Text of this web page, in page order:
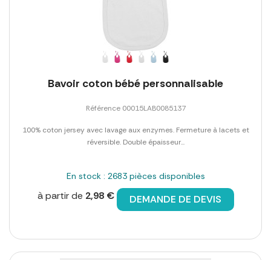
Bavoir coton bébé personnalisable
Référence 00015LAB0085137
100% coton jersey avec lavage aux enzymes. Fermeture à lacets et
réversible. Double épaisseur...
En stock : 2683 pièces disponibles
à partir de 2,98 € DEMANDE DE DEVIS